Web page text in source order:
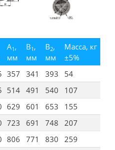
A1 ,
мм
B1 ,
мм
B2,
мм
Масса, кг
±5%
357 341 393
54
514 491 540
107
629 601 653
155
723 691 748
207
806 771 830
259